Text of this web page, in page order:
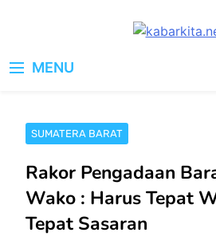
MENU
SUMATERA BARAT
Rakor Pengadaan
Wako : Harus Tepat
Tepat Sasaran